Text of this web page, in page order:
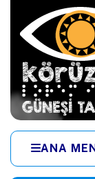
Ana içeriğe
ANA